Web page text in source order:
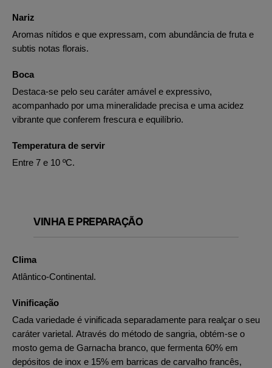
Nariz
Aromas nítidos e que expressam, com abundância de fruta e
subtis notas florais.
Boca
Destaca-se pelo seu caráter amável e expressivo,
acompanhado por uma mineralidade precisa e uma acidez
vibrante que conferem frescura e equilíbrio.
Temperatura de servir
Entre 7 e 10 ºC.
VINHA E PREPARAÇÃO
Clima
Atlântico-Continental.
Vinificação
Cada variedade é vinificada separadamente para realçar o seu
caráter varietal. Através do método de sangria, obtém-se o
mosto gema de Garnacha branco, que fermenta 60% em
depósitos de inox e 15% em barricas de carvalho francês,